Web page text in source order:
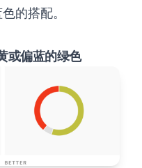
的搭配。
或偏蓝的绿色